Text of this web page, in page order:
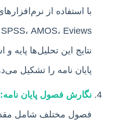
با استفاده از
نتایج این تحلیل‌ها
پایان نامه را تشکیل
نگارش فصول پایان نامه:
فصول مختلف شامل